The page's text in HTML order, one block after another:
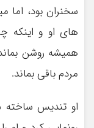
سخنران بود، اما
های او و اینکه
همیشه روشن
مردم باقی بماند.
او تندیس ساخته